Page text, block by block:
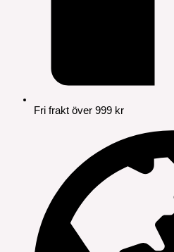
Fri frakt över 999 kr